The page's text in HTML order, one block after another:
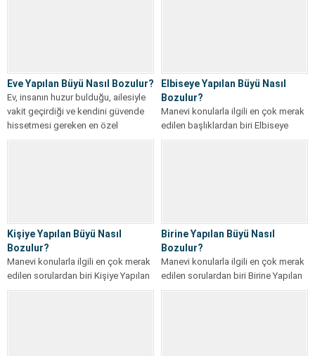
Eve Yapılan Büyü Nasıl Bozulur?
Ev, insanın huzur bulduğu, ailesiyle
vakit geçirdiği ve kendini güvende
hissetmesi gereken en özel
alanlardan...
Elbiseye Yapılan Büyü Nasıl
Bozulur?
Manevi konularla ilgili en çok merak
edilen başlıklardan biri Elbiseye
Yapılan Büyü Nasıl Bozulur?
Kişiye Yapılan Büyü Nasıl
Bozulur?
Manevi konularla ilgili en çok merak
edilen sorulardan biri Kişiye Yapılan
Büyü Nasıl Bozulur? sorusudur....
Birine Yapılan Büyü Nasıl
Bozulur?
Manevi konularla ilgili en çok merak
edilen sorulardan biri Birine Yapılan
Büyü Nasıl Bozulur? sorusudur....